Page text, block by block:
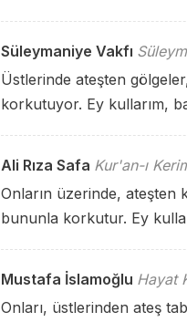
Süleymaniye Vakfı
Üstlerinde ateşten
korkutuyor. Ey kullarım,
Ali Rıza Safa Kur'an-ı
Onların üzerinde, ateşten
bununla korkutur. Ey
Mustafa İslamoğlu Hayat
Onları, üstlerinden ateş